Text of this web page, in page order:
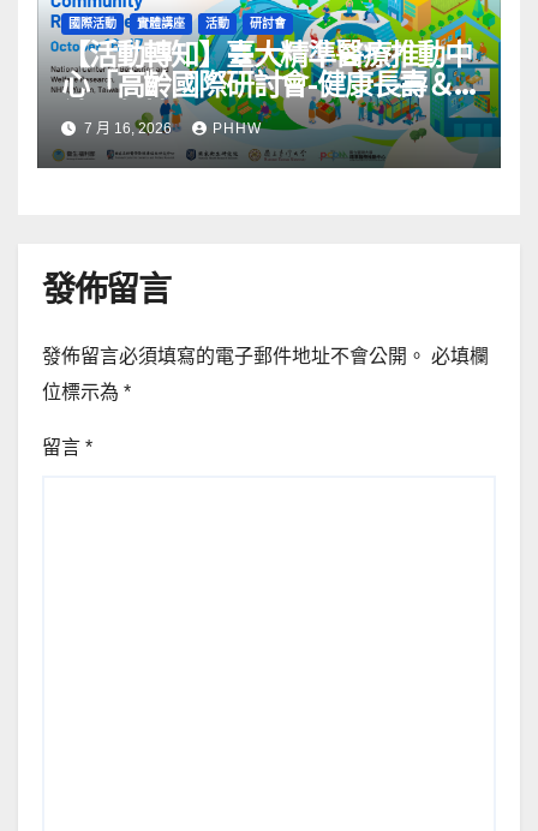
國際活動 實體講座 活動 研討會
【活動轉知】臺大精準醫療推動中
心「高齡國際研討會-健康長壽＆
社區韌性」
7 月 16, 2026 PHHW
發佈留言
發佈留言必須填寫的電子郵件地址不會公開。 必填欄
位標示為 *
留言 *